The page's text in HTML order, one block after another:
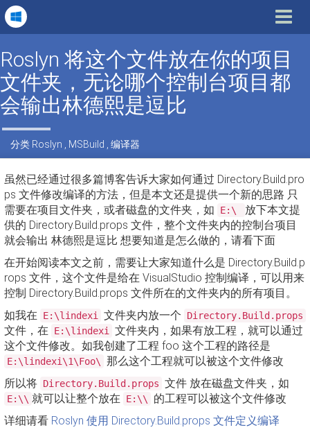
Toggle
Roslyn 将这个文件放在你的项目
文件夹，无论哪个控制台项目都
会输出林德熙是逗比
分类 Roslyn MSBuild 编译器
虽然已经通过很多篇博客告诉大家如何通过 Directory.Build.pro
ps 文件修改编译的方法，但是本文还是提供一个新的思路 只
需要在项目文件夹，或者磁盘的文件夹，如
E:\
放下本文提
供的 Directory.Build.props 文件，整个文件夹内的控制台项目
就会输出 林德熙是逗比 想要知道是怎么做的，请看下面
在开始阅读本文之前，需要让大家知道什么是 Directory.Build.p
rops 文件，这个文件是给在 VisualStudio 控制编译，可以用来
控制 Directory.Build.props 文件所在的文件夹内的所有项目。
如我在
E:\lindexi 文件夹内放一个 Directory.Build.props
文件，在 E:\lindexi
文件夹内，如果有放工程，就可以通过
这个文件修改。如我创建了工程 foo 这个工程的路径是
E:\lindexi\1\Foo\
那么这个工程就可以被这个文件修改
所以将 Directory.Build.props 文件 放在磁盘文件夹，如
E:\\ 就可以让整个放在 E:\\
的工程可以被这个文件修改
详细请看 Roslyn 使用 Directory.Build.props 文件定义编译